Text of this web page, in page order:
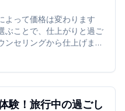
よって価格は変わります
ぶことで、仕上がりと過ご
ンセリングから仕上げまで
せた自然な仕上がりが特
験！旅行中の過ごし